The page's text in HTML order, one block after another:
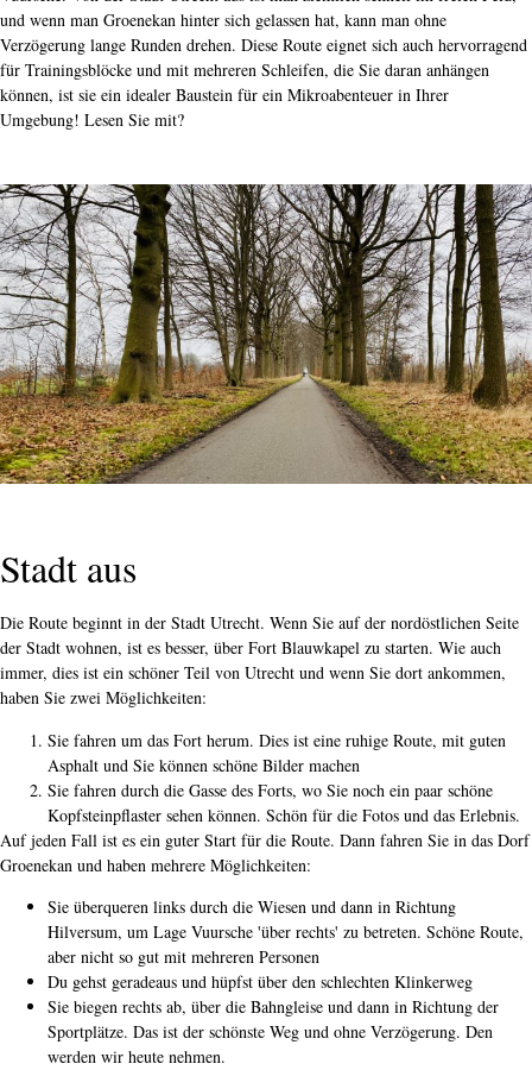
und wenn man Groenekan hinter sich gelassen hat, kann man ohne
Verzögerung lange Runden drehen. Diese Route eignet sich auch hervorragend
für Trainingsblöcke und mit mehreren Schleifen, die Sie daran anhängen
können, ist sie ein idealer Baustein für ein Mikroabenteuer in Ihrer
Umgebung! Lesen Sie mit?
Stadt aus
Die Route beginnt in der Stadt Utrecht. Wenn Sie auf der nordöstlichen Seite
der Stadt wohnen, ist es besser, über Fort Blauwkapel zu starten. Wie auch
immer, dies ist ein schöner Teil von Utrecht und wenn Sie dort ankommen,
haben Sie zwei Möglichkeiten:
Sie fahren um das Fort herum. Dies ist eine ruhige Route, mit guten
Asphalt und Sie können schöne Bilder machen
Sie fahren durch die Gasse des Forts, wo Sie noch ein paar schöne
Kopfsteinpflaster sehen können. Schön für die Fotos und das Erlebnis.
Auf jeden Fall ist es ein guter Start für die Route. Dann fahren Sie in das Dorf
Groenekan und haben mehrere Möglichkeiten:
Sie überqueren links durch die Wiesen und dann in Richtung
Hilversum, um Lage Vuursche 'über rechts' zu betreten. Schöne Route,
aber nicht so gut mit mehreren Personen
Du gehst geradeaus und hüpfst über den schlechten Klinkerweg
Sie biegen rechts ab, über die Bahngleise und dann in Richtung der
Sportplätze. Das ist der schönste Weg und ohne Verzögerung. Den
werden wir heute nehmen.